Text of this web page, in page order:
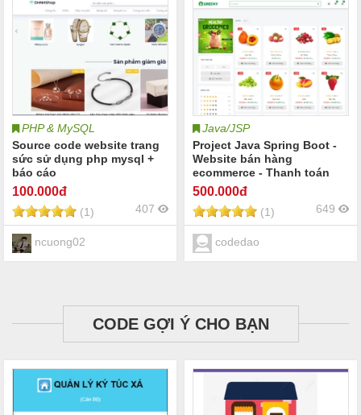
PHP & MySQL
Source code website trang
sức sử dụng php mysql +
báo cáo
100.000đ
(1) 407
ncuong02
Java/JSP
Project Java Spring Boot -
Website bán hàng
ecommerce - Thanh toán
online - Xác thực Google
authenticator 2FA-Full báo
cáo
500.000đ
(1) 649
codedao
CODE GỢI Ý CHO BẠN